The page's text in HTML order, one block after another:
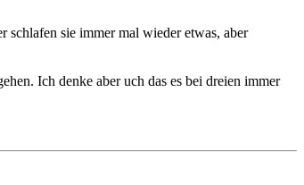
sie immer mal wieder etwas, aber
Ich denke aber uch das es bei dreien immer